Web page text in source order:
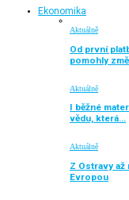
Ekonomika
Aktuálně
Od první
pomohly
Aktuálně
I běžné
vědu, která…
Aktuálně
Z Ostravy
Evropou